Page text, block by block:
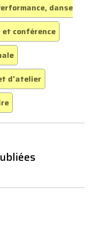
danse
conférence
d'atelier